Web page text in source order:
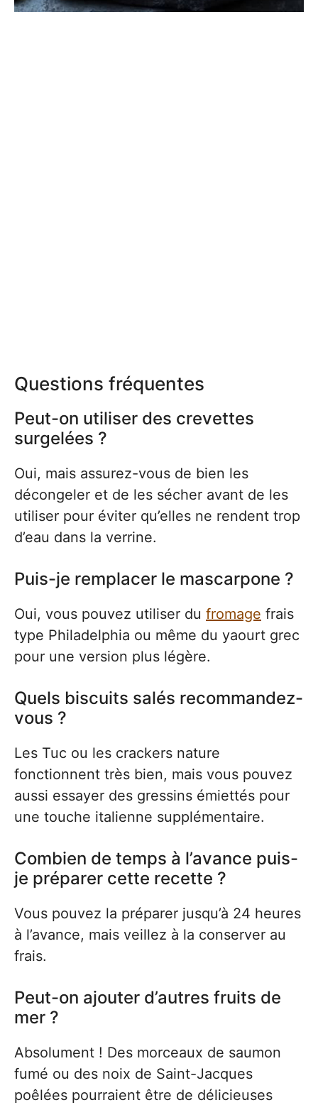
Questions fréquentes
Peut-on utiliser des crevettes
surgelées ?
Oui, mais assurez-vous de bien les
décongeler et de les sécher avant de les
utiliser pour éviter qu’elles ne rendent trop
d’eau dans la verrine.
Puis-je remplacer le mascarpone ?
Oui, vous pouvez utiliser du fromage frais
type Philadelphia ou même du yaourt grec
pour une version plus légère.
Quels biscuits salés recommandez-
vous ?
Les Tuc ou les crackers nature
fonctionnent très bien, mais vous pouvez
aussi essayer des gressins émiettés pour
une touche italienne supplémentaire.
Combien de temps à l’avance puis-
je préparer cette recette ?
Vous pouvez la préparer jusqu’à 24 heures
à l’avance, mais veillez à la conserver au
frais.
Peut-on ajouter d’autres fruits de
mer ?
Absolument ! Des morceaux de saumon
fumé ou des noix de Saint-Jacques
poêlées pourraient être de délicieuses